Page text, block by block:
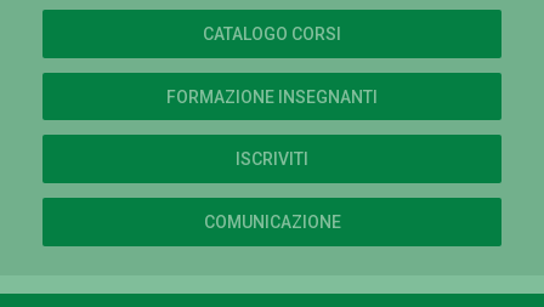
CATALOGO CORSI
FORMAZIONE INSEGNANTI
ISCRIVITI
COMUNICAZIONE